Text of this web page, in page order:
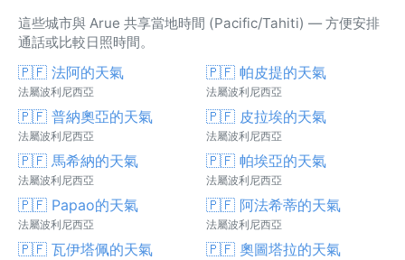
這些城市與 Arue 共享當地時間 (Pacific/Tahiti) — 方便安排
通話或比較日照時間。
🇵🇫 法阿的天氣
法屬波利尼西亞
🇵🇫 帕皮提的天氣
法屬波利尼西亞
🇵🇫 普納奧亞的天氣
法屬波利尼西亞
🇵🇫 皮拉埃的天氣
法屬波利尼西亞
🇵🇫 馬希納的天氣
法屬波利尼西亞
🇵🇫 帕埃亞的天氣
法屬波利尼西亞
🇵🇫 Papao的天氣
法屬波利尼西亞
🇵🇫 阿法希蒂的天氣
法屬波利尼西亞
🇵🇫 瓦伊塔佩的天氣 🇵🇫 奧圖塔拉的天氣